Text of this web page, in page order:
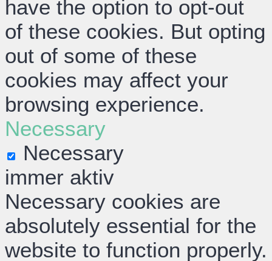
have the option to opt-out
of these cookies. But opting
out of some of these
cookies may affect your
browsing experience.
Necessary
Necessary
immer aktiv
Necessary cookies are
absolutely essential for the
website to function properly.